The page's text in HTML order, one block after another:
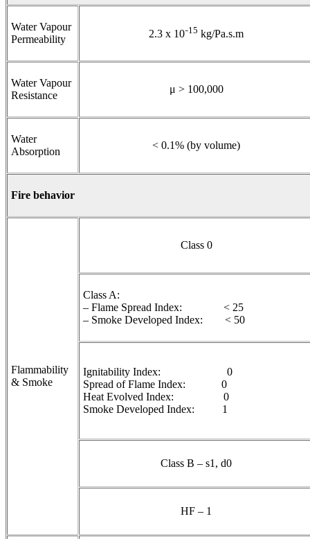
Water Vapour
Permeability
2.3 x 10⁻15 kg/Pa.s.m
Water Vapour
Resistance
μ > 100,000
Water
Absorption
< 0.1% (by volume)
Fire behavior
Flammability
& Smoke
Class 0
Class A:
– Flame Spread Index: < 25
– Smoke Developed Index: < 50
Ignitability Index: 0
Spread of Flame Index: 0
Heat Evolved Index: 0
Smoke Developed Index: 1
Class B – s1, d0
HF – 1